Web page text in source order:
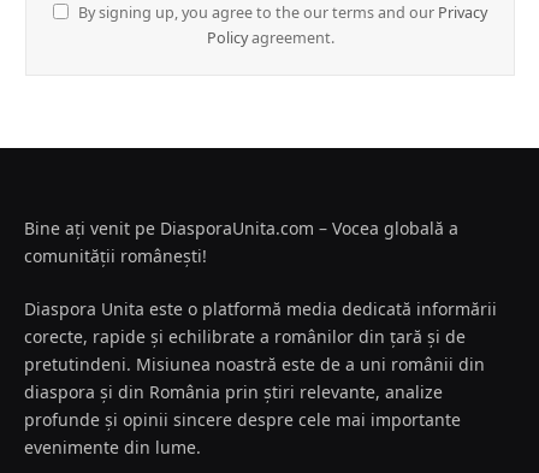
By signing up, you agree to the our terms and our Privacy
Policyagreement.
Bine ați venit pe DiasporaUnita.com – Vocea globală a
comunității românești!
Diaspora Unita este o platformă media dedicată informării
corecte, rapide și echilibrate a românilor din țară și de
pretutindeni. Misiunea noastră este de a uni românii din
diaspora și din România prin știri relevante, analize
profunde și opinii sincere despre cele mai importante
evenimente din lume.